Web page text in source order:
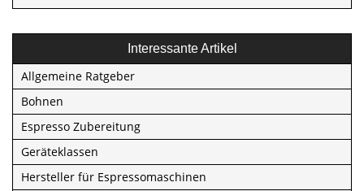
Interessante Artikel
Allgemeine Ratgeber
Bohnen
Espresso Zubereitung
Geräteklassen
Hersteller für Espressomaschinen